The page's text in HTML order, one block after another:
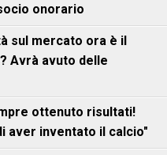
onorario
sul mercato ora è il
Avrà avuto delle
ottenuto risultati!
aver inventato il calcio"